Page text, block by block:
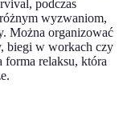
podczas
wyzwaniom,
Można organizować
biegi w workach czy
forma relaksu, która